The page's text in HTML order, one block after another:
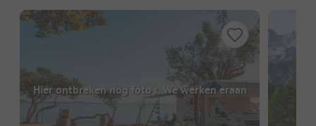
Hier ontbreken nog foto's. We werken eraan